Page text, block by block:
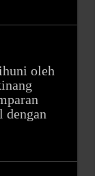
oleh
dengan